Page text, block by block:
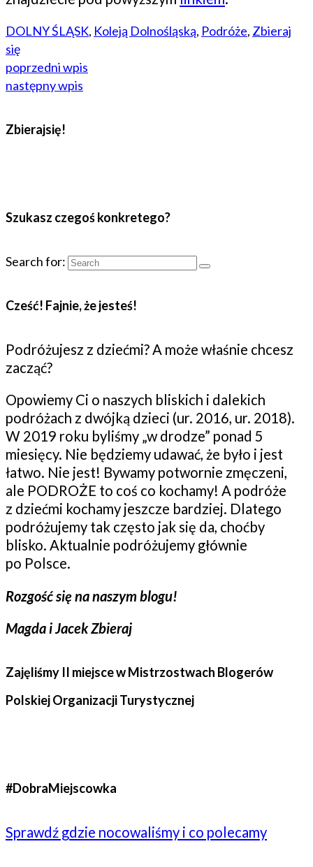
DOLNY ŚLĄSK, Koleją Dolnośląską, Podróże, Zbieraj
się
poprzedni wpis
następny wpis
Zbierajsię!
Szukasz czegoś konkretego?
Search for:
Cześć! Fajnie, że jesteś!
Podróżujesz z dziećmi? A może właśnie chcesz
zacząć?
Opowiemy Ci o naszych bliskich i dalekich
podróżach z dwójką dzieci (ur. 2016, ur. 2018).
W 2019 roku byliśmy „w drodze” ponad 5
miesięcy. Nie będziemy udawać, że było i jest
łatwo. Nie jest! Bywamy potwornie zmęczeni,
ale PODROŻE to coś co kochamy! A podróże
z dziećmi kochamy jeszcze bardziej. Dlatego
podróżujemy tak często jak się da, choćby
blisko. Aktualnie podróżujemy głównie
po Polsce.
Rozgość się na naszym blogu!
Magda i Jacek Zbieraj
Zajęliśmy II miejsce w Mistrzostwach Blogerów
Polskiej Organizacji Turystycznej
#DobraMiejscowka
Sprawdź gdzie nocowaliśmy i co polecamy